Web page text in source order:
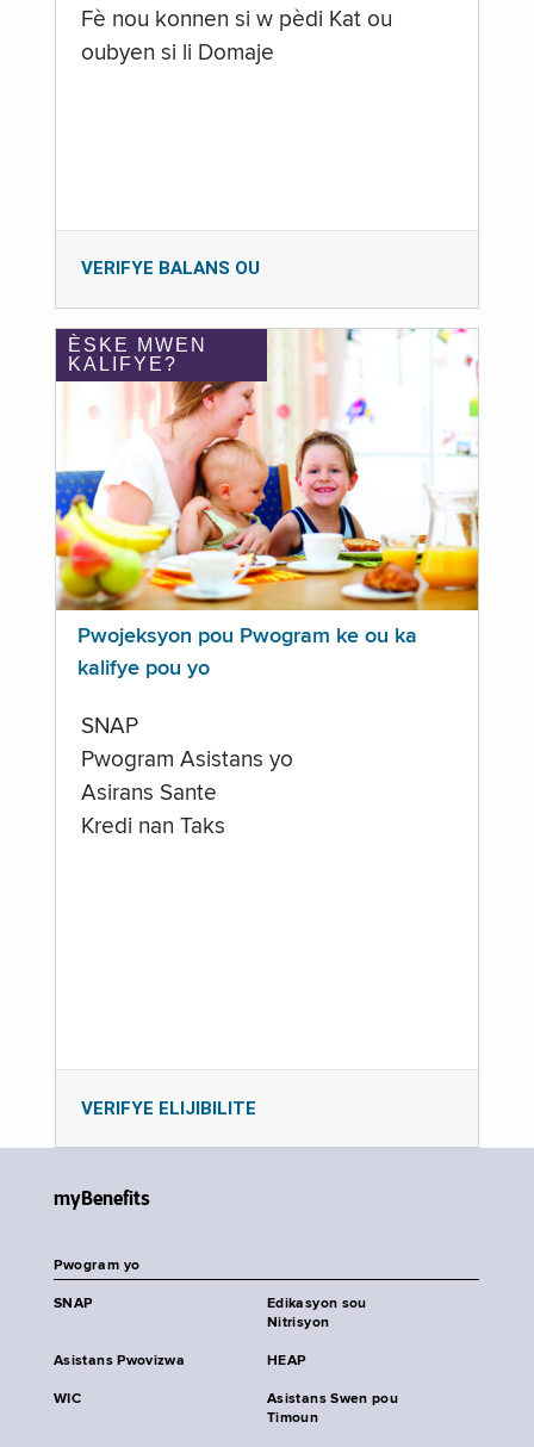
Fè nou konnen si w pèdi Kat ou
oubyen si li Domaje
VERIFYE BALANS OU
ÈSKE MWEN
KALIFYE?
Pwojeksyon pou Pwogram ke ou ka
kalifye pou yo
SNAP
Pwogram Asistans yo
Asirans Sante
Kredi nan Taks
VERIFYE ELIJIBILITE
myBenefits
Pwogram yo
SNAP
Edikasyon sou
Nitrisyon
Asistans Pwovizwa HEAP
WIC
Asistans Swen pou
Timoun